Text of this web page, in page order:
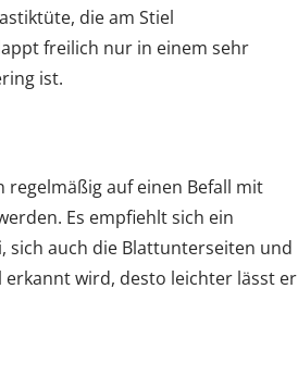
die am Stiel
freilich nur in einem sehr
ist.
regelmäßig auf einen Befall mit
Es empfiehlt sich ein
sich auch die Blattunterseiten und
erkannt wird, desto leichter lässt er